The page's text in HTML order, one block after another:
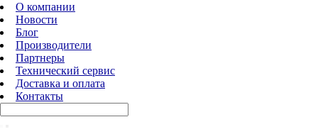
О компании
Новости
Блог
Производители
Партнеры
Технический сервис
Доставка и оплата
Контакты